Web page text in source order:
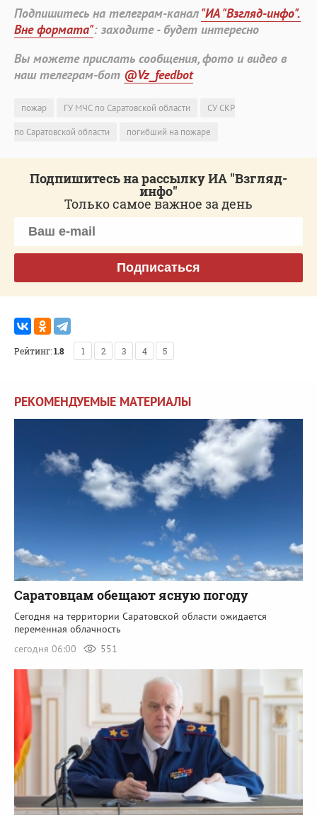
Подпишитесь на телеграм-канал"ИА "Взгляд-инфо".
Вне формата": заходите - будет интересно
Вы можете прислать сообщения, фото и видео в
наш телеграм-бот @Vz_feedbot
пожар ГУ МЧС по Саратовской области
СУ СКР
по Саратовской области
погибший на пожаре
Подпишитесь на рассылку ИА "Взгляд-
инфо"
Только самое важное за день
Подписаться
Рейтинг:1.8 1 2 3 4 5
РЕКОМЕНДУЕМЫЕ МАТЕРИАЛЫ
Саратовцам обещают ясную погоду
Сегодня на территории Саратовской области ожидается
переменная облачность
сегодня 06:00
551